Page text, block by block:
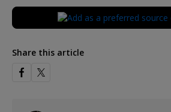
Share this article